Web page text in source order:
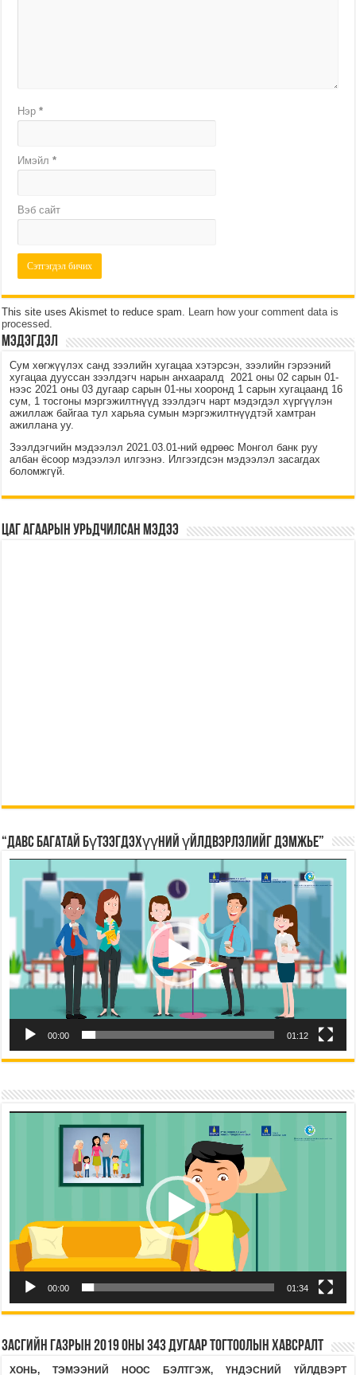
Нэр*
Имэйл*
Вэб сайт
This site uses Akismet to reduce spam. Learn how your comment data is
processed
МЭДЭГДЭЛ
Сум хөгжүүлэх санд зээлийн хугацаа хэтэрсэн, зээлийн гэрээний
хугацаа дууссан зээлдэгч нарын анхааралд 2021 оны 02 сарын 01-
нээс 2021 оны 03 дугаар сарын 01-ны хооронд 1 сарын хугацаанд 16
сум, 1 тосгоны мэргэжилтнүүд зээлдэгч нарт мэдэгдэл хүргүүлэн
ажиллаж байгаа тул харьяа сумын мэргэжилтнүүдтэй хамтран
ажиллана уу.
Зээлдэгчийн мэдээлэл 2021.03.01-ний өдрөөс Монгол банк руу
албан ёсоор мэдээлэл илгээнэ. Илгээгдсэн мэдээлэл засагдах
боломжгүй.
Цаг агаарын урьдчилсан мэдээ
“Давс багатай бүтээгдэхүүний үйлдвэрлэлийг дэмжье”
Видео
тоглуулагч
00:00 01:12
Видео
тоглуулагч
00:00 01:34
Засгийн газрын 2019 оны 343 дугаар тогтоолын хавсралт
ХОНЬ, ТЭМЭЭНИЙ НООС БЭЛТГЭЖ, ҮНДЭСНИЙ ҮЙЛДВЭРТ